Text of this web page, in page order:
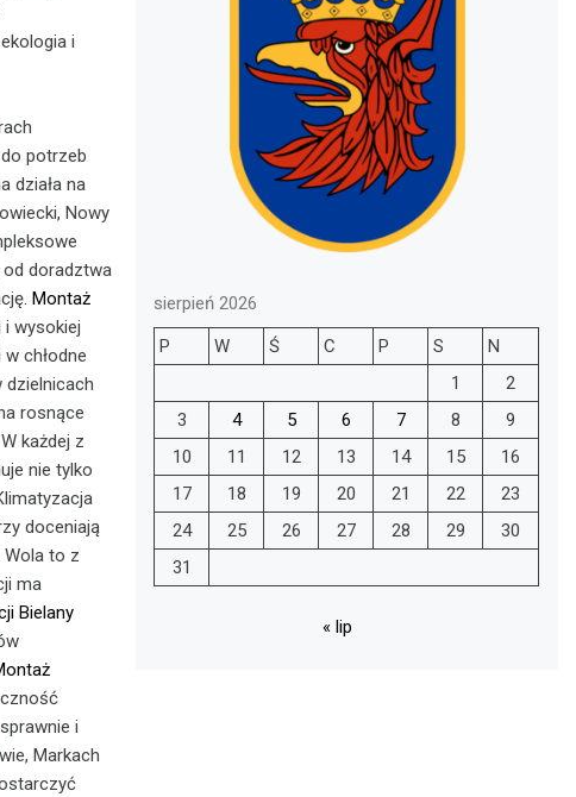
i
potrzeb
działa na
Nowy
od doradztwa
Montaż
wysokiej
chłodne
dzielnicach
rosnące
każdej z
nie tylko
doceniają
to z
ma
Bielany
i
Markach
sierpień 2026
P
W Ś C P S
N
1
2
3
4 5 6 7 8
9
10
11 12 13 14 15
16
17
18 19 20 21 22
23
24
25 26 27 28 29
30
31
« lip